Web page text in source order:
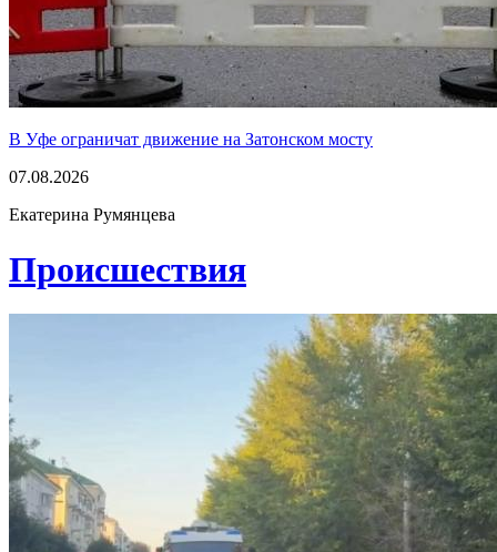
В Уфе ограничат движение на Затонском мосту
07.08.2026
Екатерина Румянцева
Проиcшествия